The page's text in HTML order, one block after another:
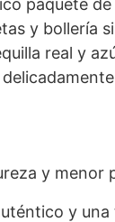
paquete
y bollería
real y
y menor
y